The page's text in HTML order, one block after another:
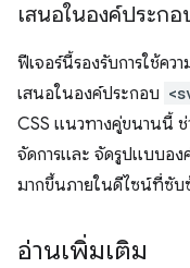
เสนอในองค์ประกอ
ฟีเจอร์นี้รองรับการใช้คว
เสนอในองค์ประกอบ
CSS แนวทางคู่ขนานนี้
จัดการและ จัดรูปแบบอง
มากขึ้นภายในดีไซน์ที่ซับ
อ่านเพิ่มเติม